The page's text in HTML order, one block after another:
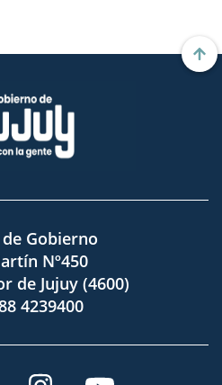
Gobierno
Nº450
de Jujuy (4600)
4239400